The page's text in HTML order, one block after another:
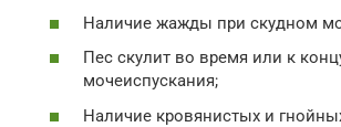
Наличие жажды при скудном
Пес скулит во время или к
мочеиспускания;
Наличие кровянистых и